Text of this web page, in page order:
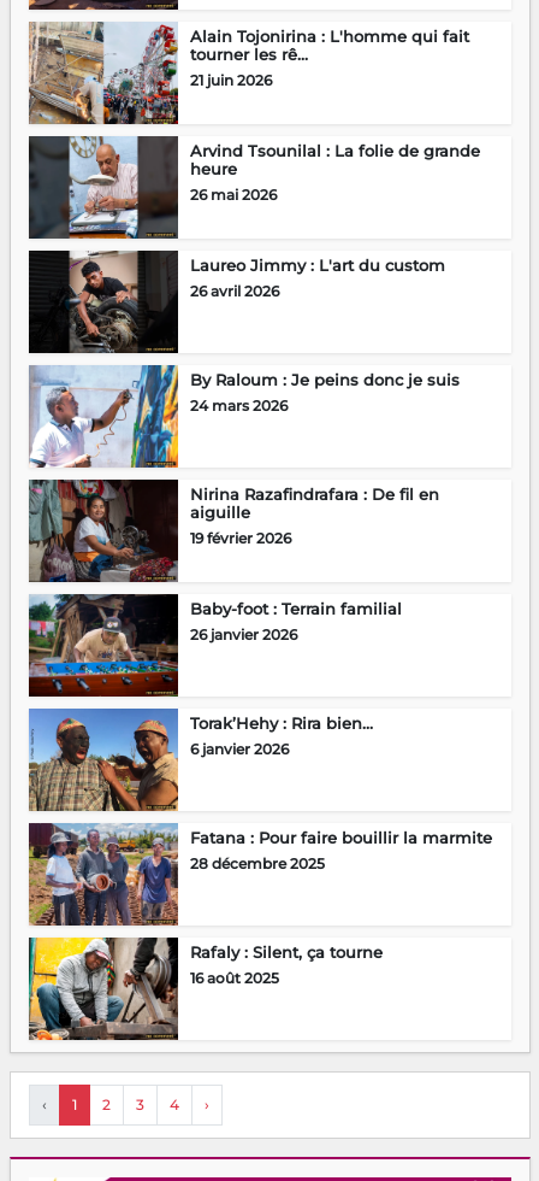
Alain Tojonirina : L'homme qui fait
tourner les rê...
21 juin 2026
Arvind Tsounilal : La folie de grande
heure
26 mai 2026
Laureo Jimmy : L'art du custom
26 avril 2026
By Raloum : Je peins donc je suis
24 mars 2026
Nirina Razafindrafara : De fil en
aiguille
19 février 2026
Baby-foot : Terrain familial
26 janvier 2026
Torak’Hehy : Rira bien…
6 janvier 2026
Fatana : Pour faire bouillir la marmite
28 décembre 2025
Rafaly : Silent, ça tourne
16 août 2025
‹ 1 2 3 4 ›